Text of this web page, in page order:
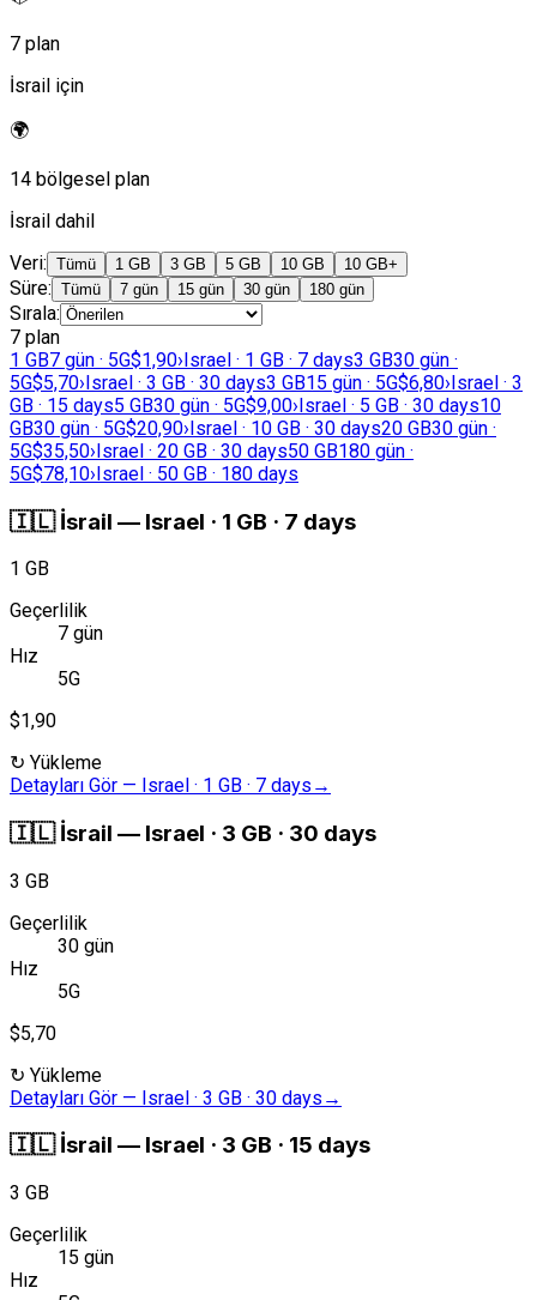
7 plan
İsrail için
🌍
14 bölgesel plan
İsrail dahil
Veri: Tümü 1 GB 3 GB 5 GB 10 GB 10 GB+
Süre: Tümü 7 gün 15 gün 30 gün 180 gün
Sırala:
7 plan
1 GB7 gün · 5G$1,90›Israel · 1 GB · 7 days3 GB30 gün ·
5G$5,70›Israel · 3 GB · 30 days3 GB15 gün · 5G$6,80›Israel · 3
GB · 15 days5 GB30 gün · 5G$9,00›Israel · 5 GB · 30 days10
GB30 gün · 5G$20,90›Israel · 10 GB · 30 days20 GB30 gün ·
5G$35,50›Israel · 20 GB · 30 days50 GB180 gün ·
5G$78,10›Israel · 50 GB · 180 days
🇮🇱 İsrail — Israel · 1 GB · 7 days
1 GB
Geçerlilik
7 gün
Hız
5G
$1,90
↻ Yükleme
Detayları Gör — Israel · 1 GB · 7 days →
🇮🇱 İsrail — Israel · 3 GB · 30 days
3 GB
Geçerlilik
30 gün
Hız
5G
$5,70
↻ Yükleme
Detayları Gör — Israel · 3 GB · 30 days →
🇮🇱 İsrail — Israel · 3 GB · 15 days
3 GB
Geçerlilik
15 gün
Hız